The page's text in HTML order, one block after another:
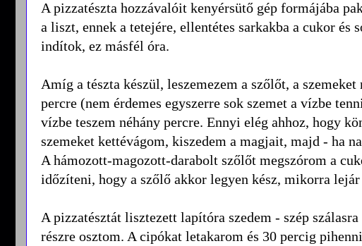
A pizzatészta hozzávalóit kenyérsütő gép formájába
a liszt, ennek a tetejére, ellentétes sarkakba a cukor
indítok, ez másfél óra.
Amíg a tészta készül, leszemezem a szőlőt, a
percre (nem érdemes egyszerre sok szemet a vízbe
vízbe teszem néhány percre. Ennyi elég ahhoz, hogy
szemeket kettévágom, kiszedem a magjait, majd - ha
A hámozott-magozott-darabolt szőlőt megszórom a
időzíteni, hogy a szőlő akkor legyen kész, mikorra
A pizzatésztát lisztezett lapítóra szedem - szép
részre osztom. A cipókat letakarom és 30 percig